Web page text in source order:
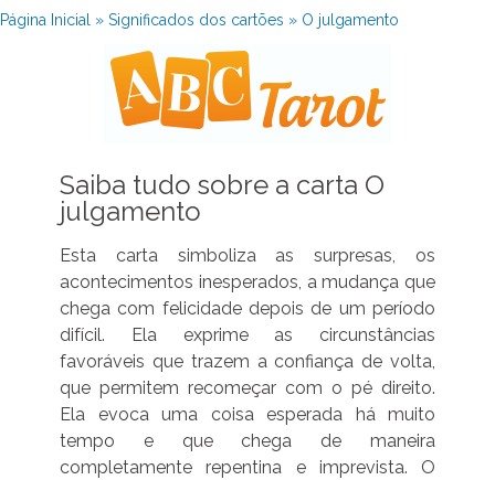
Página Inicial » Significados dos cartões » O julgamento
Saiba tudo sobre a carta O
julgamento
Esta carta simboliza as surpresas, os
acontecimentos inesperados, a mudança que
chega com felicidade depois de um período
difícil. Ela exprime as circunstâncias
favoráveis que trazem a confiança de volta,
que permitem recomeçar com o pé direito.
Ela evoca uma coisa esperada há muito
tempo e que chega de maneira
completamente repentina e imprevista. O